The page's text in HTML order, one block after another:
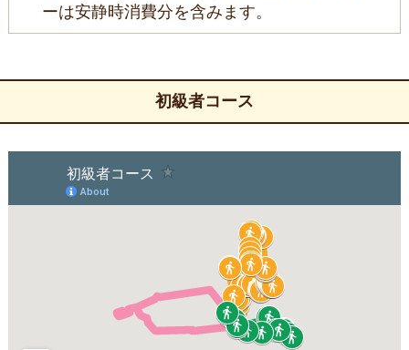
ーは安静時消費分を含みます。
初級者コース